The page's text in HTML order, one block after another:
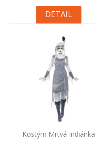
DETAIL
Kostým Mrtvá Indiánka